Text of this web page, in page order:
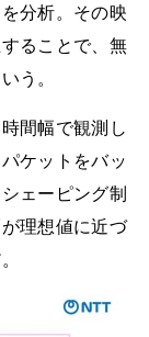
分析。その映
ることで、無
う。
間幅で観測し
ケットをバッ
ェーピング制
理想値に近づ